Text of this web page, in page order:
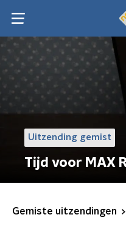
Uitzending gemist
Tijd voor MAX
Gemiste uitzendingen